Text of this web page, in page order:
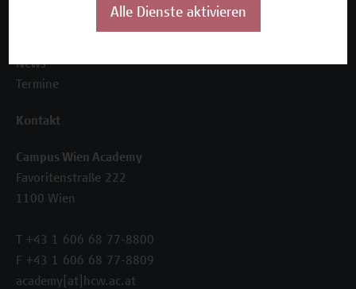
News
Termine
Kontakt
Campus Wien Academy
Favoritenstraße 222
1100 Wien
T +43 1 606 68 77-8800
F +43 1 606 68 77-8809
academy[at]hcw.ac.at
Alle Dienste aktivieren